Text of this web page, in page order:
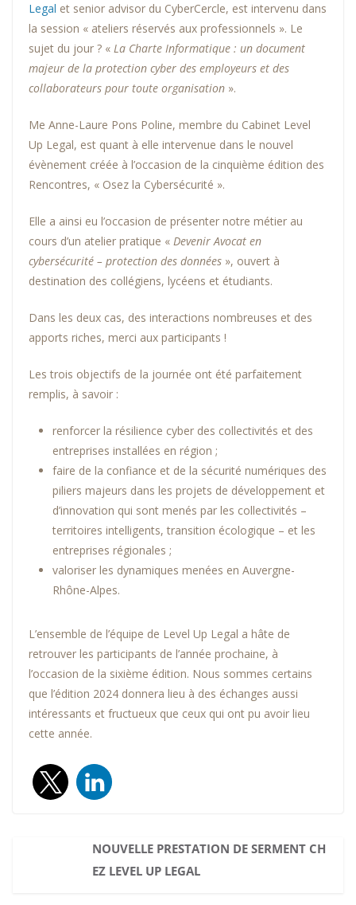
Legal et senior advisor du CyberCercle, est intervenu dans
la session « ateliers réservés aux professionnels ». Le
sujet du jour ? « La Charte Informatique : un document
majeur de la protection cyber des employeurs et des
collaborateurs pour toute organisation ».
Me Anne-Laure Pons Poline, membre du Cabinet Level
Up Legal, est quant à elle intervenue dans le nouvel
évènement créée à l’occasion de la cinquième édition des
Rencontres, « Osez la Cybersécurité ».
Elle a ainsi eu l’occasion de présenter notre métier au
cours d’un atelier pratique « Devenir Avocat en
cybersécurité – protection des données », ouvert à
destination des collégiens, lycéens et étudiants.
Dans les deux cas, des interactions nombreuses et des
apports riches, merci aux participants !
Les trois objectifs de la journée ont été parfaitement
remplis, à savoir :
renforcer la résilience cyber des collectivités et des
entreprises installées en région ;
faire de la confiance et de la sécurité numériques des
piliers majeurs dans les projets de développement et
d’innovation qui sont menés par les collectivités –
territoires intelligents, transition écologique – et les
entreprises régionales ;
valoriser les dynamiques menées en Auvergne-
Rhône-Alpes.
L’ensemble de l’équipe de Level Up Legal a hâte de
retrouver les participants de l’année prochaine, à
l’occasion de la sixième édition. Nous sommes certains
que l’édition 2024 donnera lieu à des échanges aussi
intéressants et fructueux que ceux qui ont pu avoir lieu
cette année.
NOUVELLE PRESTATION DE SERMENT CH
EZ LEVEL UP LEGAL